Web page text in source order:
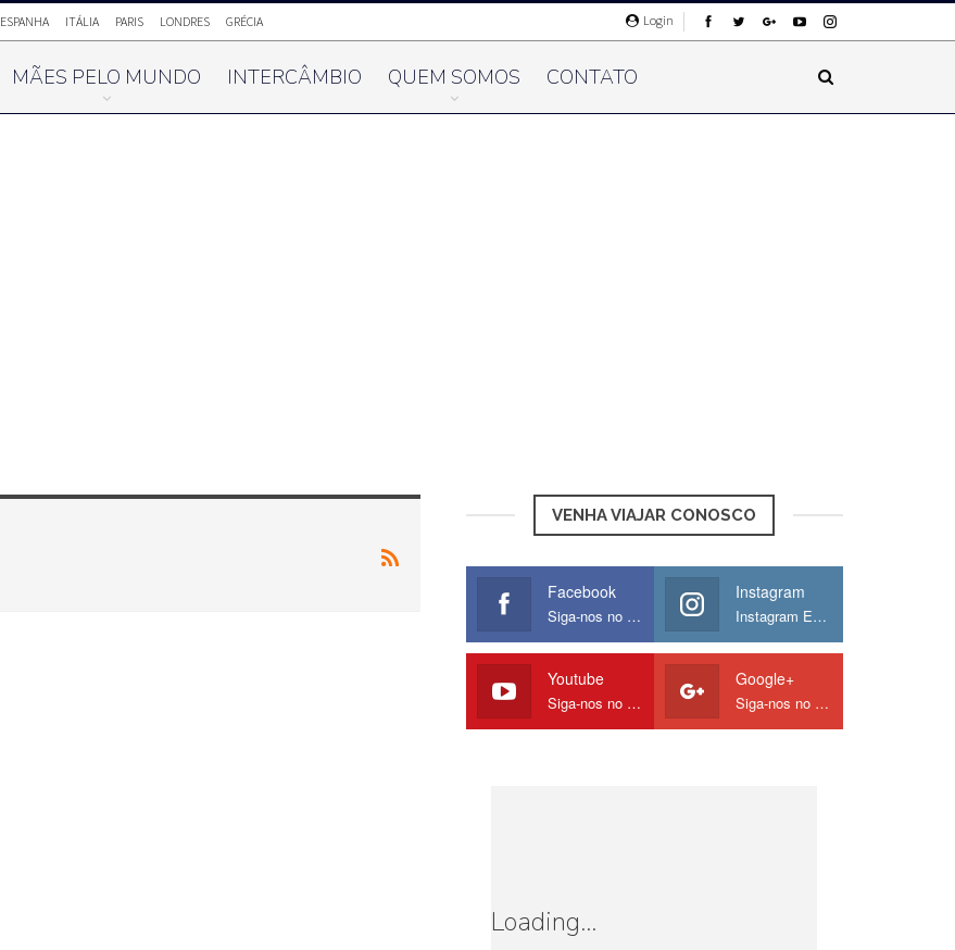
Login
ESPANHA ITÁLIA PARIS LONDRES GRÉCIA
MÃES PELO MUNDO INTERCÂMBIO QUEM SOMOS CONTATO
VENHA VIAJAR CONOSCO
Facebook
Siga-nos no Facebook
Instagram
Instagram Europamos
Youtube
Siga-nos no Youtube
Google+
Siga-nos no Google
Loading...